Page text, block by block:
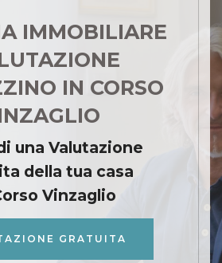
IMMOBILIARE
IN CORSO
una Valutazione
della tua casa
Vinzaglio
GRATUITA